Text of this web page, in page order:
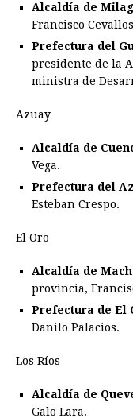
Alcaldía de
Francisco
Prefectura del
presidente de la
ministra de
Azuay
Alcaldía de
Vega.
Prefectura del
Esteban Crespo.
El Oro
Alcaldía de
provincia,
Prefectura de El
Danilo Palacios.
Los Ríos
Alcaldía de
Galo Lara.